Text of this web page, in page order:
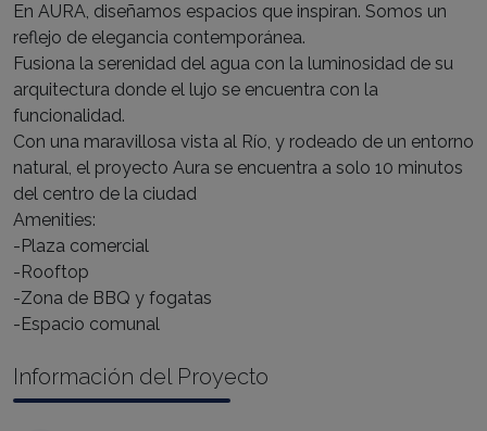
En AURA, diseñamos espacios que inspiran. Somos un
reflejo de elegancia contemporánea.
Fusiona la serenidad del agua con la luminosidad de su
arquitectura donde el lujo se encuentra con la
funcionalidad.
Con una maravillosa vista al Río, y rodeado de un entorno
natural, el proyecto Aura se encuentra a solo 10 minutos
del centro de la ciudad
Amenities:
-Plaza comercial
-Rooftop
-Zona de BBQ y fogatas
-Espacio comunal
Información del Proyecto